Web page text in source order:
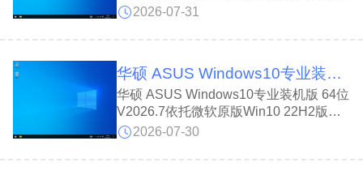
定。惠普 HP Windows10专业装机版 64
专业版封装，内置万能驱动、常用运行库
常登录微软商店账号，经过多项优化调
整，安装完成后磁盘占用大约 9.5GB，
兼顾新旧设备安装使用需求。
2026-07-31
华硕 ASUS Windows10专业装机版 64位 V2026.7
华硕 ASUS Windows10专业装机版 64位
V2026.7依托微软原版Win10 22H2版本
打磨优化。华硕 ASUS Windows10专业
动、全套运行库与常用DLL文件，占用空
2026-07-30